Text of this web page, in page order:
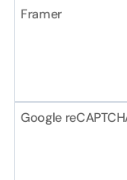
Framer
Google